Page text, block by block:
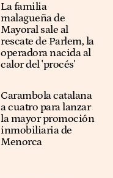
La familia
malagueña de
Mayoral sale al
rescate de Parlem, la
operadora nacida al
calor del 'procés'
Carambola catalana
a cuatro para lanzar
la mayor promoción
inmobiliaria de
Menorca